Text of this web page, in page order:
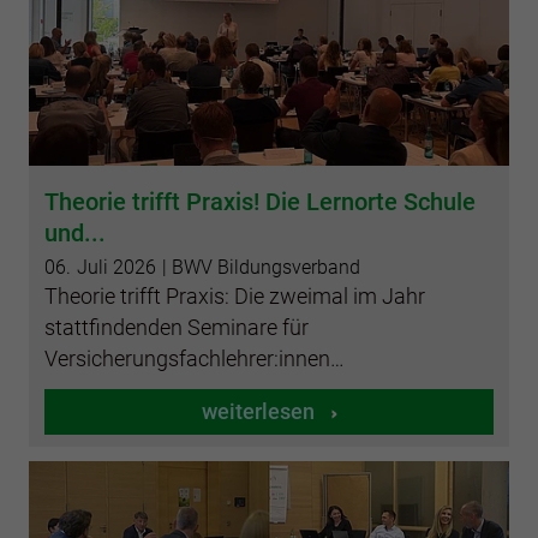
Theorie trifft Praxis! Die Lernorte Schule
und...
06. Juli 2026 | BWV Bildungsverband
Theorie trifft Praxis: Die zweimal im Jahr
stattfindenden Seminare für
Versicherungsfachlehrer:innen…
weiterlesen